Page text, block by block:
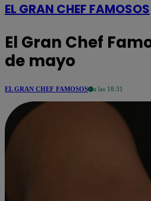
EL GRAN CHEF FAMOSOS
El Gran Chef
de mayo
EL GRAN CHEF FAMOSOS a las 18:31